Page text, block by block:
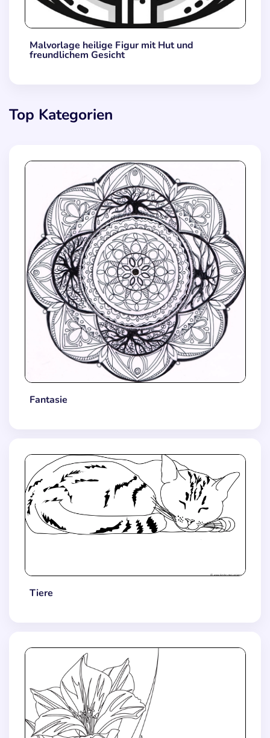
Malvorlage heilige Figur mit Hut und
freundlichem Gesicht
Top Kategorien
Fantasie
Tiere